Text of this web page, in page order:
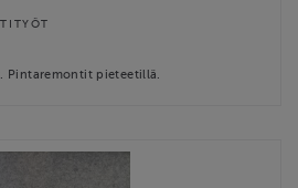
pieteetillä.